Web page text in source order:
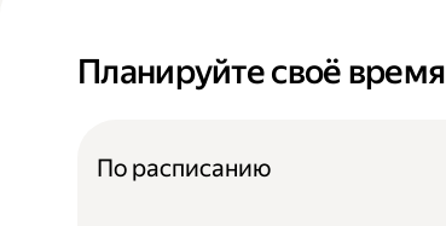
Планируйте своё время
По расписанию